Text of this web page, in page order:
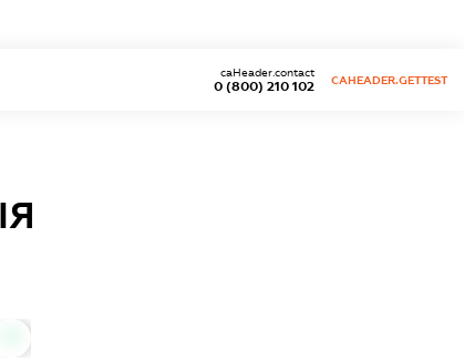
0 (800) 210 102
caHeader.contact
CAHEADER.GETTEST